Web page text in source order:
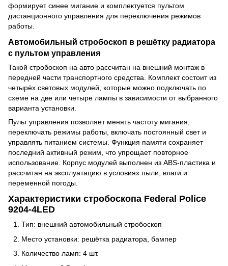
формирует синее мигание и комплектуется пультом
дистанционного управления для переключения режимов
работы.
Автомобильный стробоскоп в решётку радиатора
с пультом управления
Такой стробоскоп на авто рассчитан на внешний монтаж в
передней части транспортного средства. Комплект состоит из
четырёх световых модулей, которые можно подключать по
схеме на две или четыре лампы в зависимости от выбранного
варианта установки.
Пульт управления позволяет менять частоту мигания,
переключать режимы работы, включать постоянный свет и
управлять питанием системы. Функция памяти сохраняет
последний активный режим, что упрощает повторное
использование. Корпус модулей выполнен из ABS-пластика и
рассчитан на эксплуатацию в условиях пыли, влаги и
переменной погоды.
Характеристики стробоскопа Federal Police
9204-4LED
Тип: внешний автомобильный стробоскоп
Место установки: решётка радиатора, бампер
Количество ламп: 4 шт.